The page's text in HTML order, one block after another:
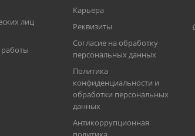
лиц
Карьера
Реквизиты
Согласие на обработку
персональных данных
Политика
конфиденциальности и
обработки персональных
данных
Антикоррупционная